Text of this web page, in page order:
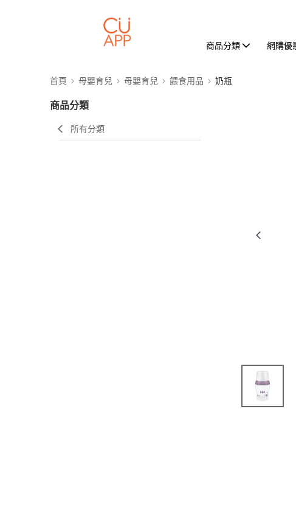
商品分類 網購優
首頁 母嬰育兒 母嬰育兒 餵食用品 奶瓶
商品分類
所有分類